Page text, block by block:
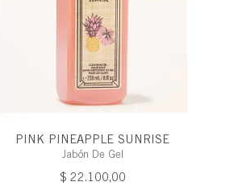
PINK PINEAPPLE SUNRISE
Jabón De Gel
$ 22.100,00